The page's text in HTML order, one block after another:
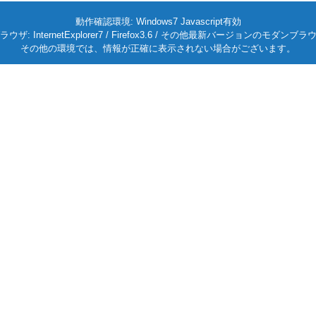
動作確認環境: Windows7 Javascript有効
ウザ: InternetExplorer7 / Firefox3.6 / その他最新バージョンのモダンブラ
その他の環境では、情報が正確に表示されない場合がございます。